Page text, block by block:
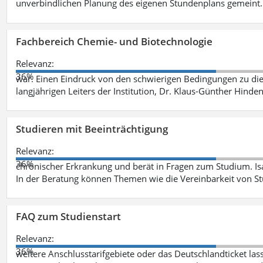
unverbindlichen Planung des eigenen Stundenplans
Fachbereich Chemie- und Biotechnologie
Relevanz:
36%
war. Einen Eindruck von den schwierigen Bedingungen zu
langjährigen Leiters der Institution, Dr. Klaus-Günther
Studieren mit Beeinträchtigung
Relevanz:
36%
chronischer Erkrankung und berät in Fragen zum Studium.
In der Beratung können Themen wie die Vereinbarkeit von
FAQ zum Studienstart
Relevanz:
36%
weitere Anschlusstarifgebiete oder das Deutschlandticket